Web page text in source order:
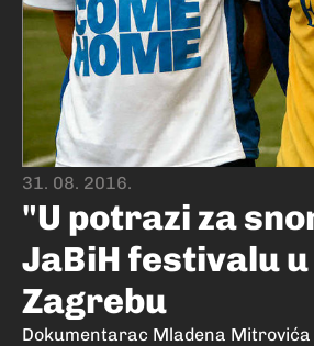
31. 08. 2016.
"U potrazi za
JaBiH festivalu u
Zagrebu
Dokumentarac Mladena Mitrovića